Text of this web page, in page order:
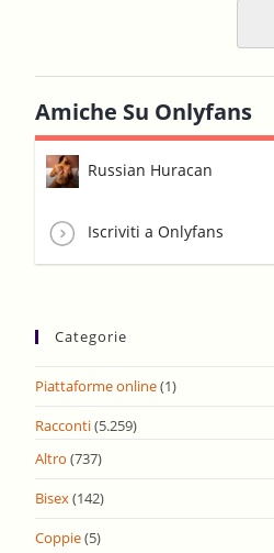
Amiche Su Onlyfans
Russian Huracan
Iscriviti a Onlyfans
Categorie
Piattaforme online(1)
Racconti(5.259)
Altro (737)
Bisex(142)
Coppie(5)